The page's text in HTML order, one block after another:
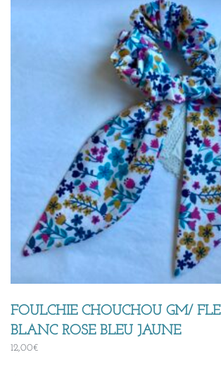
FOULCHIE CHOUCHOU GM/
BLANC ROSE BLEU JAUNE
12,00€